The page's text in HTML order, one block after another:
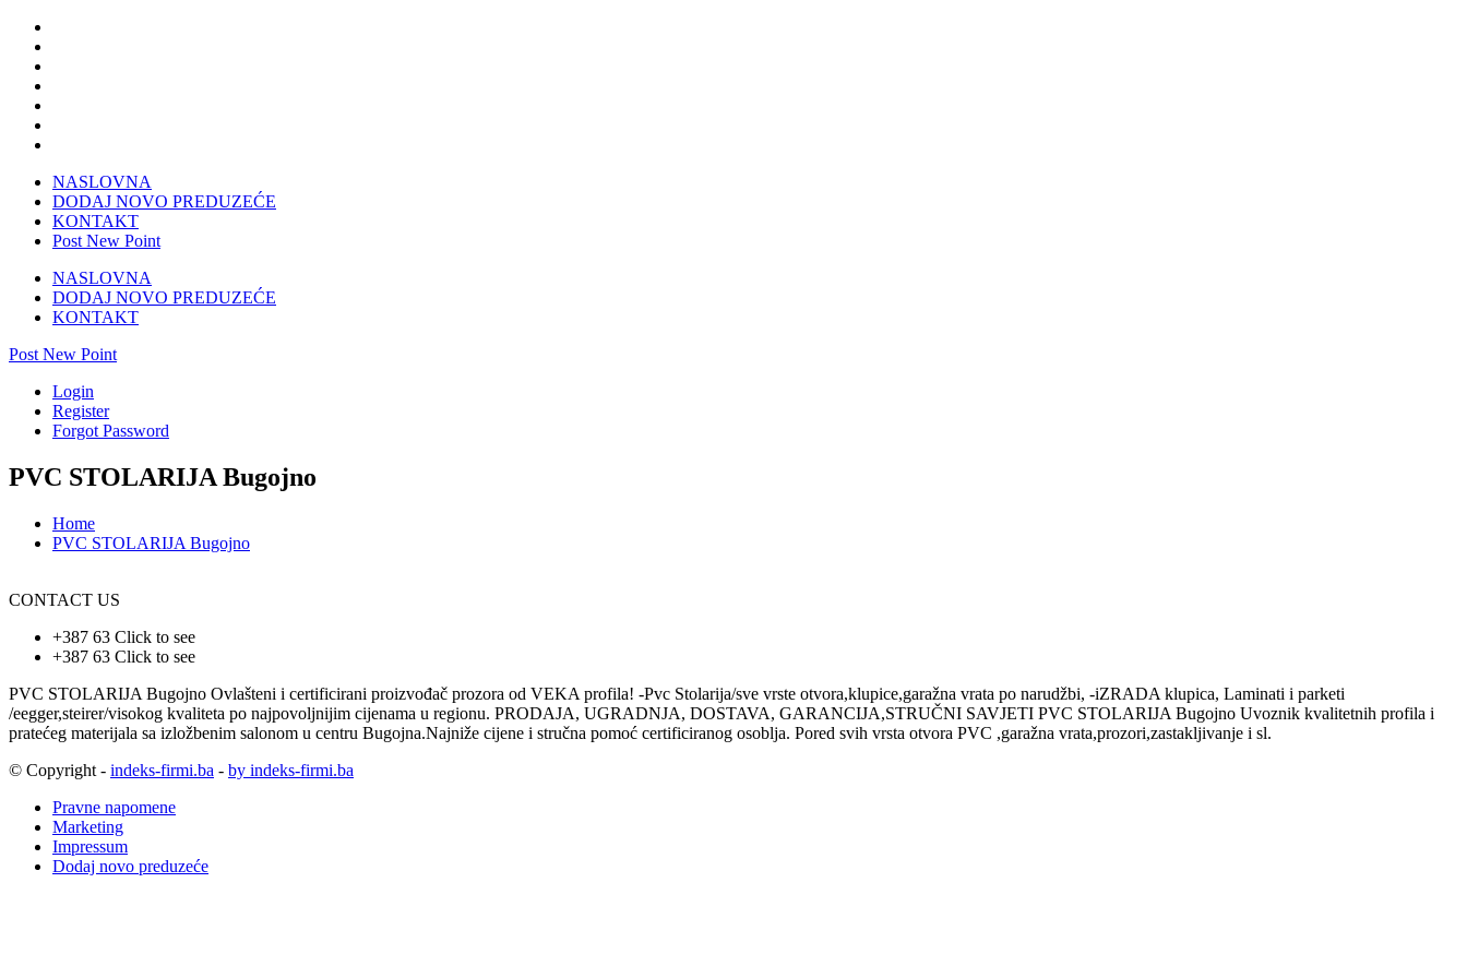
NASLOVNA
DODAJ NOVO PREDUZEĆE
KONTAKT
Post New Point
NASLOVNA
DODAJ NOVO PREDUZEĆE
KONTAKT
Post New Point
Login
Register
Forgot Password
PVC STOLARIJA Bugojno
Home
PVC STOLARIJA Bugojno
CONTACT US
+387 63 Click to see
+387 63 Click to see
PVC STOLARIJA Bugojno Ovlašteni i certificirani proizvođač prozora od VEKA profila! -Pvc Stolarija/sve vrste otvora,klupice,garažna vrata po narudžbi, -iZRADA klupica, Laminati i parketi
/eegger,steirer/visokog kvaliteta po najpovoljnijim cijenama u regionu. PRODAJA, UGRADNJA, DOSTAVA, GARANCIJA,STRUČNI SAVJETI PVC STOLARIJA Bugojno Uvoznik kvalitetnih profila i
pratećeg materijala sa izložbenim salonom u centru Bugojna.Najniže cijene i stručna pomoć certificiranog osoblja. Pored svih vrsta otvora PVC ,garažna vrata,prozori,zastakljivanje i sl.
© Copyright - indeks-firmi.ba - by indeks-firmi.ba
Pravne napomene
Marketing
Impressum
Dodaj novo preduzeće